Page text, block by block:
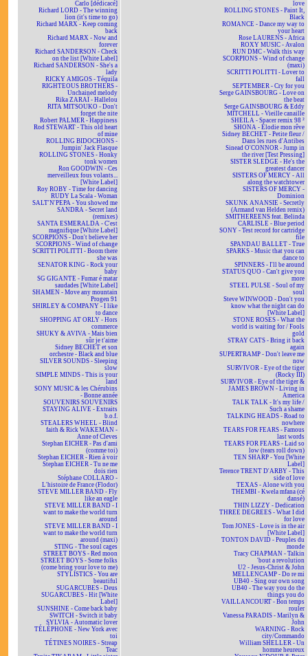
Carlo [dédicacé]
Richard LORD - The winning
lion (it's time to go)
Richard MARX - Keep coming
back
Richard MARX - Now and
forever
Richard SANDERSON - Check
on the list [White Label]
Richard SANDERSON - She's a
lady
RICKY AMIGOS - Téquila
RIGHTEOUS BROTHERS -
Unchained melody
Rika ZARAÏ - Hallelou
RITA MITSOUKO - Don't
forget the nite
Robert PALMER - Happiness
Rod STEWART - This old heart
of mine
ROLLING BIDOCHONS -
Jumpin' Jack Flasque
ROLLING STONES - Honky
tonk women
Ron GOODWIN - Ces
merveilleux fous volants...
[White Label]
Roy ROBY - Time for dancing
RUDY La Scala - Woman
SALT'N'PEPA - You showed me
SANDRA - Secret land
(remixes)
SANTA ESMERALDA - C'est
magnifique [White Label]
SCORPIONS - Don't believe her
SCORPIONS - Wind of change
SCRITTI POLITTI - Boom there
she was
SENATOR KING - Rock your
baby
SG GIGANTE - Fumar é matar
saudades [White Label]
SHAMEN - Move any mountain
Progen 91
SHIRLEY & COMPANY - I like
to dance
SHOPPING AT ORLY - Hors
commerce
SHUKY & AVIVA - Mais bien
sûr je t'aime
Sidney BECHET et son
orchestre - Black and blue
SILVER SOUNDS - Sleeping
slow
SIMPLE MINDS - This is your
land
SONY MUSIC & les Chérubins
- Bonne année
SOUVENIRS SOUVENIRS
STAYING ALIVE - Extraits
b.o.f.
STEALERS WHEEL - Blind
faith & Rick WAKEMAN -
Anne of Cleves
Stephan EICHER - Pas d'ami
(comme toi)
Stephan EICHER - Rien à voir
Stephan EICHER - Tu ne me
dois rien
Stéphane COLLARO -
L'histoire de France (Flodor)
STEVE MILLER BAND - Fly
like an eagle
STEVE MILLER BAND - I
want to make the world turn
around
STEVE MILLER BAND - I
want to make the world turn
around (maxi)
STING - The soul cages
STREET BOYS - Red moon
STREET BOYS - Some folks
(come bring your love to me)
STYLISTICS - You are
beautiful
SUGARCUBES - Deus
SUGARCUBES - Hit [White
Label]
SUNSHINE - Come back baby
SWITCH - Switch it baby
SYLVIA - Automatic lover
TÉLÉPHONE - New York avec
toi
TÉTINES NOIRES - Streap
Teac
love
ROLLING STONES - Paint It,
Black
ROMANCE - Dance my way to
your heart
Rose LAURENS - Africa
ROXY MUSIC - Avalon
RUN DMC - Walk this way
SCORPIONS - Wind of change
(maxi)
SCRITTI POLITTI - Lover to
fall
SEPTEMBER - Cry for you
Serge GAINSBOURG - Love on
the beat
Serge GAINSBOURG & Eddy
MITCHELL - Vieille canaille
SHEILA - Spacer remix 98 ²
SHONA - Elodie mon rêve
Sidney BECHET - Petite fleur /
Dans les rues d'Antibes
Sinead O'CONNOR - Jump in
the river [Test Pressing]
SISTER SLEDGE - He's the
greatest dancer
SISTERS OF MERCY - All
along the watchtower
SISTERS OF MERCY -
Dominion
SKUNK ANANSIE - Secretly
(Armand van Helden remix)
SMITHEREENS feat. Belinda
CARLISLE - Blue period
SONY - Test record for cartridge
file
SPANDAU BALLET - True
SPARKS - Music that you can
dance to
SPINNERS - I'll be around
STATUS QUO - Can't give you
more
STEEL PULSE - Soul of my
soul
Steve WINWOOD - Don't you
know what the night can do
[White Label]
STONE ROSES - What the
world is waiting for / Fools
gold
STRAY CATS - Bring it back
again
SUPERTRAMP - Don't leave me
now
SURVIVOR - Eye of the tiger
(Rocky III)
SURVIVOR - Eye of the tiger &
JAMES BROWN - Living in
America
TALK TALK - It's my life /
Such a shame
TALKING HEADS - Road to
nowhere
TEARS FOR FEARS - Famous
last words
TEARS FOR FEARS - Laid so
low (tears roll down)
TEN SHARP - You [White
Label]
Terence TRENT D'ARBY - This
side of love
TEXAS - Alone with you
THEMBI - Kwela mfana (cé
dansé)
THIN LIZZY - Dedication
THREE DEGREES - What I did
for love
Tom JONES - Love is in the air
[White Label]
TONTON DAVID - Peuples du
monde
Tracy CHAPMAN - Talkin
'bout a revolution
U2 - Jesus-Christ & John
MELLENCAMP - Do re mi
UB40 - Sing our own song
UB40 - The way you do the
things you do
VAILLANCOURT - Bon temps
rouler
Vanessa PARADIS - Marilyn &
John
WARNING - Rock
city/Commando
William SHELLER - Un
homme heureux